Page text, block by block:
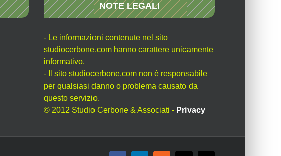
NOTE LEGALI
- Le informazioni contenute nel sito
studiocerbone.com hanno carattere unicamente
informativo.
- Il sito studiocerbone.com non è responsabile
per qualsiasi danno o problema causato da
questo servizio.
© 2012 Studio Cerbone & Associati - Privacy